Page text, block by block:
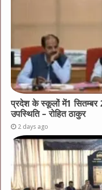
प्रदेश के स्कूलों में1
उपस्थिति – रोहित ठाकुर
2 days ago